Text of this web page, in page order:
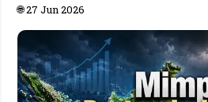
🌐 27 Jun 2026